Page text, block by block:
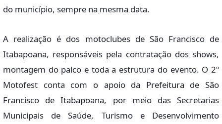
do município, sempre na mesma data.
A realização é dos motoclubes de São Francisco de
Itabapoana, responsáveis pela contratação dos shows,
montagem do palco e toda a estrutura do evento. O 2º
Motofest conta com o apoio da Prefeitura de São
Francisco de Itabapoana, por meio das Secretarias
Municipais de Saúde, Turismo e Desenvolvimento